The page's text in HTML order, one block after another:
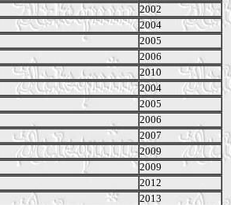
2002
2004
2005
2006
2010
2004
2005
2006
2007
2009
2009
2012
2013